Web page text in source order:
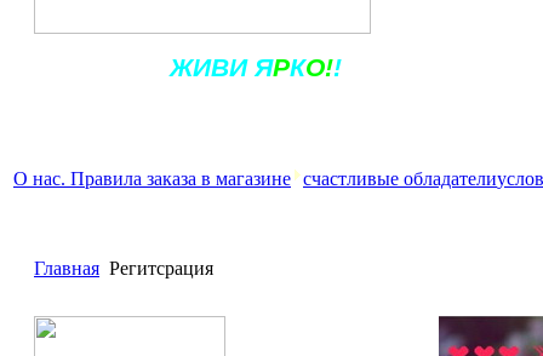
ЖИВИ ЯРКО!!
О нас. Правила заказа в магазине счастливые обладатели
Главная Регитсрация